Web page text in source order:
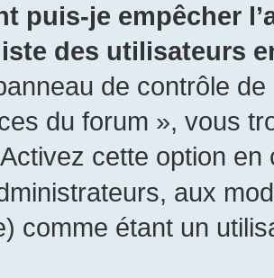
puis-je empêcher
des utilisateurs
de contrôle
du forum », vous
cette option
aux
comme étant un